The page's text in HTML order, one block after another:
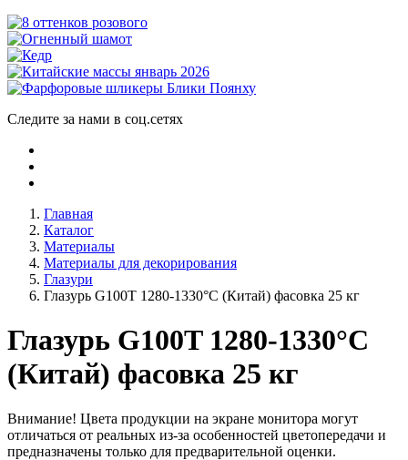
Следите за нами в соц.сетях
Главная
Каталог
Материалы
Материалы для декорирования
Глазури
Глазурь G100T 1280-1330°С (Китай) фасовка 25 кг
Глазурь G100T 1280-1330°С
(Китай) фасовка 25 кг
Внимание! Цвета продукции на экране монитора могут
отличаться от реальных из-за особенностей цветопередачи и
предназначены только для предварительной оценки.